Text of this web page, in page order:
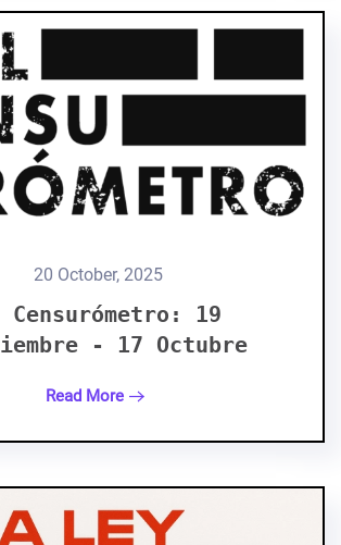
20 October, 2025
Censurómetro: 19
- 17 Octubre
Read More